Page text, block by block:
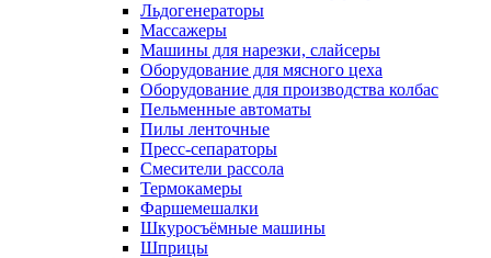
Льдогенераторы
Массажеры
Машины для нарезки, слайсеры
Оборудование для мясного цеха
Оборудование для производства колбас
Пельменные автоматы
Пилы ленточные
Пресс-сепараторы
Смесители рассола
Термокамеры
Фаршемешалки
Шкуросъёмные машины
Шприцы